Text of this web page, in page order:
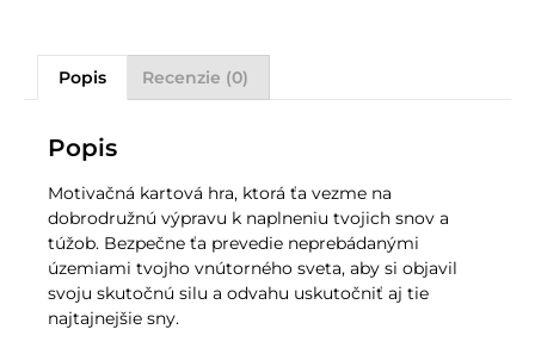
Popis Recenzie (0)
Popis
Motivačná kartová hra, ktorá ťa vezme na
dobrodružnú výpravu k naplneniu tvojich snov a
túžob. Bezpečne ťa prevedie neprebádanými
územiami tvojho vnútorného sveta, aby si objavil
svoju skutočnú silu a odvahu uskutočniť aj tie
najtajnejšie sny.